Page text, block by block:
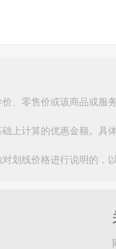
、零售价或该商品或
上计算的优惠金额。
划线价格进行说明的